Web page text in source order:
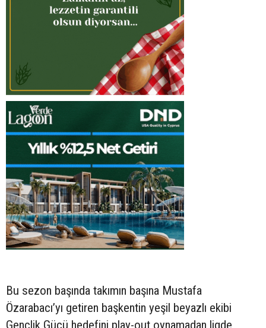
Bu sezon başında takımın başına Mustafa
Özarabacı’yı getiren başkentin yeşil beyazlı ekibi
Gençlik Gücü hedefini play-out oynamadan ligde